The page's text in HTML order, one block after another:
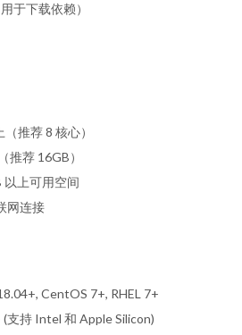
于下载依赖）
推荐 8 核心）
推荐 16GB）
以上可用空间
网连接
CentOS 7+, RHEL 7+
(支持 Intel 和 Apple Silicon)